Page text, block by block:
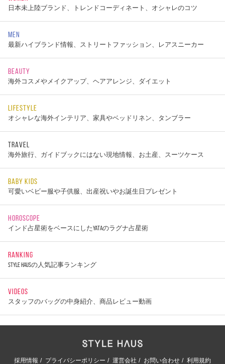
日本未上陸ブランド、トレンドコーディネート、オシャレのコツ
MEN
最新ハイブランド情報、ストリートファッション、レアスニーカー
BEAUTY
海外コスメやメイクアップ、ヘアアレンジ、ダイエット
LIFESTYLE
オシャレな海外インテリア、家具やベッドリネン、タンブラー
TRAVEL
海外旅行、ガイドブックにはない現地情報、お土産、スーツケース
BABY KIDS
可愛いベビー服や子供服、出産祝いやお誕生日プレゼント
HOROSCOPE
インド占星術をベースにしたYATAのラグナ占星術
RANKING
STYLE HAUSの人気記事ランキング
VIDEOS
スタッフのバッグの中身紹介、商品レビュー動画
採用情報 プライバシーポリシー 運営会社 お問い合わせ 利用規約